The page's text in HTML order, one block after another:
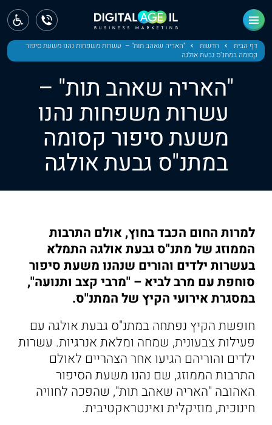
דף הבית חדשות
"האריה שאהב תות" – עשרות משפחות נהנו משעת סיפור
קסומה במתנ"ס גבעת אולגה
"האריה שאהב תות" –
עשרות משפחות נהנו
משעת סיפור קסומה
במתנ"ס גבעת אולגה
למרות החום הכבד בחוץ, אולם התרבות
הממוזג של מתנ"ס גבעת אולגה התמלא
בעשרות ילדים והורים שנהנו משעת סיפור
סוחפת עם מרב לביא – "מרבי קצב ותנועה",
במסגרת אירועי הקיץ של המתנ"ס.
חופשת הקיץ נפתחה במתנ"ס גבעת אולגה עם
פעילות צבעונית, שמחה ומלאת אנרגיות. עשרות
ילדים והוריהם הגיעו אחר הצהריים לאולם
התרבות הממוזג, שם נהנו משעת הסיפור
האהובה "האריה שאהב תות", שהפכה לחוויה
חינוכית, מוזיקלית ואינטראקטיבית.
ראשי
חדשות
מחוז חיפה
מחוז מרכז
מחוז דרום